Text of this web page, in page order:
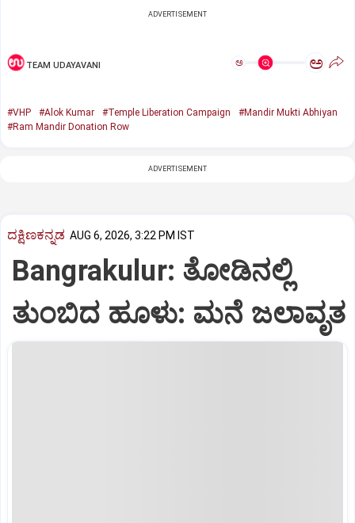
ADVERTISEMENT
TEAM UDAYAVANI ಅ ಅ
#VHP #Alok Kumar #Temple Liberation Campaign
#Mandir Mukti Abhiyan
#Ram Mandir Donation Row
ADVERTISEMENT
ದಕ್ಷಿಣಕನ್ನಡ AUG 6, 2026, 3:22 PM IST
Bangrakulur: ತೋಡಿನಲ್ಲಿ
ತುಂಬಿದ ಹೂಳು: ಮನೆ ಜಲಾವೃತ